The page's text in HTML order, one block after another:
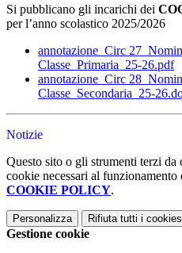
Si pubblicano gli incarichi dei
per l’anno scolastico 2025/2026
annotazione_Circ
Classe_Primaria_25-26.pdf
annotazione_Circ
Classe_Secondaria_25-
Notizie
Questo sito o gli strumenti terzi
cookie necessari al
COOKIE POLICY.
Personalizza Rifiuta tutti i cookies
Gestione cookie